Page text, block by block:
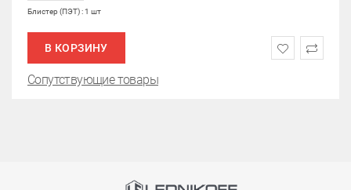
Блистер (ПЭТ) : 1 шт
В КОРЗИНУ
Сопутствующие товары